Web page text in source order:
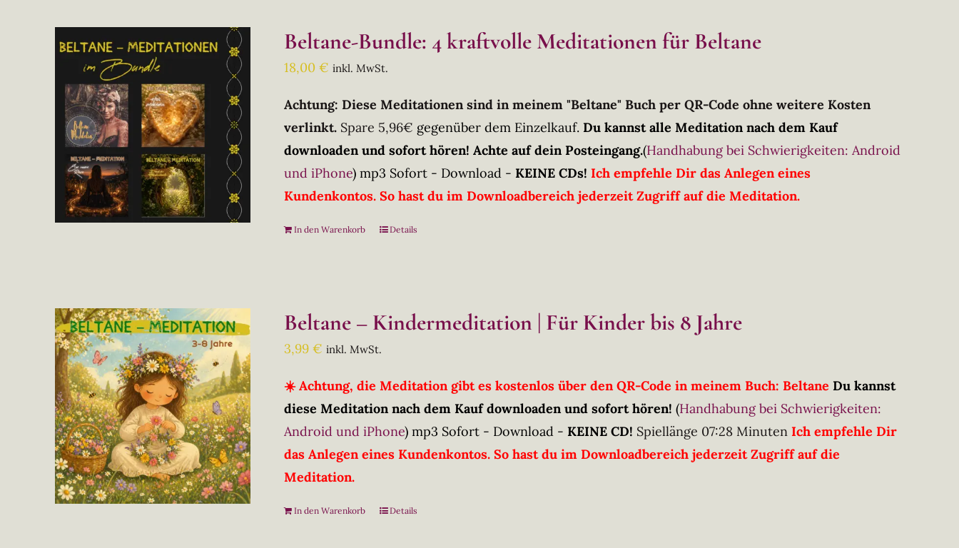
Beltane-Bundle: 4 kraftvolle Meditationen für Beltane
18,00€ inkl. MwSt.
Achtung: Diese Meditationen sind in meinem "Beltane" Buch per QR-Code ohne weitere Kosten
verlinkt. Spare 5,96€ gegenüber dem Einzelkauf. Du kannst alle Meditation nach dem Kauf
downloaden und sofort hören! Achte auf dein Posteingang.(Handhabung bei Schwierigkeiten: Android
und iPhone) mp3 Sofort - Download - KEINE CDs! Ich empfehle Dir das Anlegen eines
Kundenkontos. So hast du im Downloadbereich jederzeit Zugriff auf die Meditation.
In den Warenkorb Details
Beltane – Kindermeditation | Für Kinder bis 8 Jahre
3,99€ inkl. MwSt.
☀️ Achtung, die Meditation gibt es kostenlos über den QR-Code in meinem Buch: Beltane Du kannst
diese Meditation nach dem Kauf downloaden und sofort hören! (Handhabung bei Schwierigkeiten:
Android und iPhone) mp3 Sofort - Download - KEINE CD! Spiellänge 07:28 Minuten Ich empfehle Dir
das Anlegen eines Kundenkontos. So hast du im Downloadbereich jederzeit Zugriff auf die
Meditation.
In den Warenkorb Details